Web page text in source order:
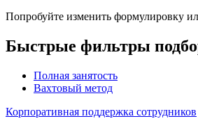
Попробуйте изменить формулировку
Быстрые фильтры
Полная занятость
Вахтовый метод
Корпоративная поддержка сотрудников